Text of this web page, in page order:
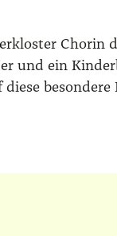
Cho­rin
und ein
beson­de­re